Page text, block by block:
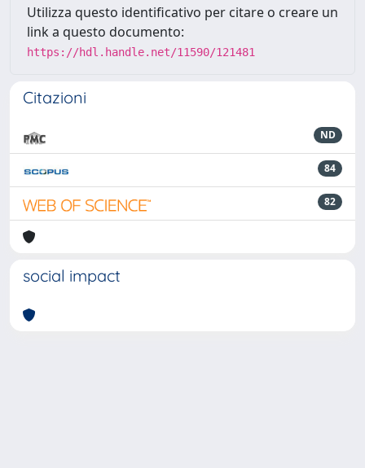
Utilizza questo identificativo per citare o creare un
link a questo documento:
https://hdl.handle.net/11590/121481
Citazioni
ND
84
82
social impact